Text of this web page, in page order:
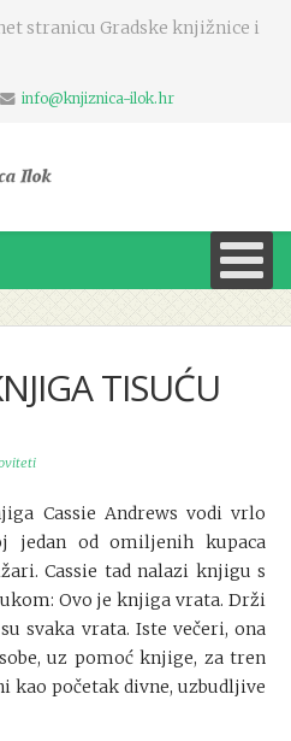
stranicu Gradske knjižnice i
info@knjiznica-ilok.hr
TISUĆU
Cassie Andrews vodi vrlo
jedan od omiljenih kupaca
Cassie tad nalazi knjigu s
Ovo je knjiga vrata. Drži
svaka vrata. Iste večeri, ona
uz pomoć knjige, za tren
kao početak divne, uzbudljive